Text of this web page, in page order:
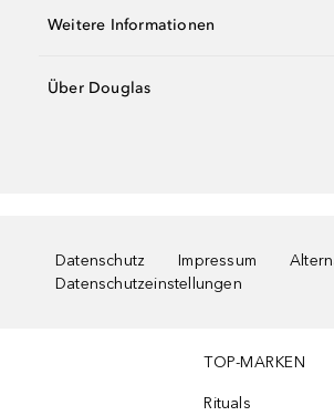
Weitere Informationen
Über Douglas
Datenschutz Impressum
Datenschutzeinstellungen
TOP-MARKEN
Rituals